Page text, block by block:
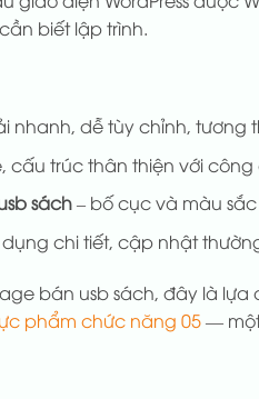
biết lập trình.
nhanh, dễ tùy chỉnh, tương
cấu trúc thân thiện với công
sách– bố cục và màu
chi tiết, cập nhật
bán usb sách, đây là
phẩm chức năng 05—